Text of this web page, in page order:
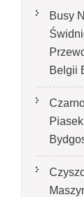
Busy
Belgii